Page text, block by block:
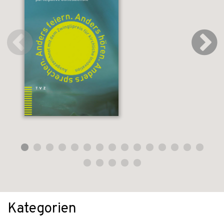
Kategorien